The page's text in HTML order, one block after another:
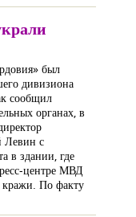
был
дивизиона
сообщил
органах, в
Левин с
в здании, где
центре МВД
кражи. По факту